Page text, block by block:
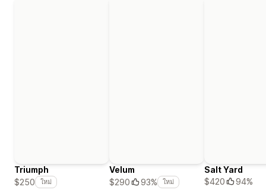
Triumph
$250
ใหม่
Velum
$290
93% ใหม่
Salt Yard
$420
94%